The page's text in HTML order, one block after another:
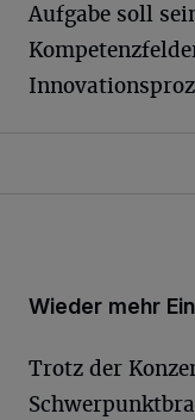
Aufgabe soll
Wieder mehr
Trotz der